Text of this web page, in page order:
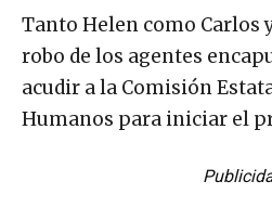
Tanto Helen como Carlos
robo de los agentes
acudir a la Comisión
Humanos para iniciar el